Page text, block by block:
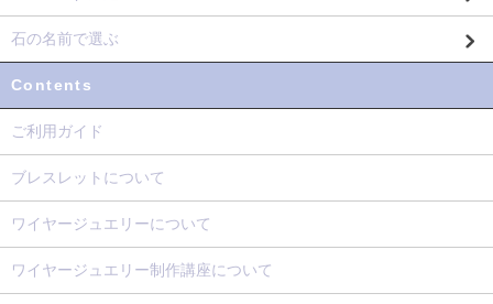
石の名前で選ぶ
Contents
ご利用ガイド
ブレスレットについて
ワイヤージュエリーについて
ワイヤージュエリー制作講座について